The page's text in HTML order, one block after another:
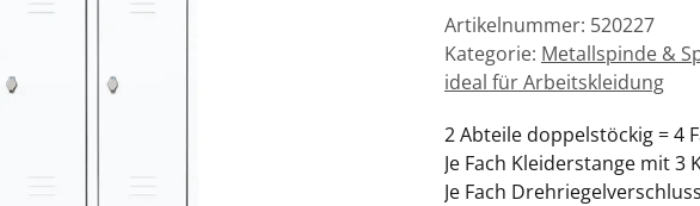
Artikelnummer: 520227
Kategorie: Metallspinde &
ideal für Arbeitskleidung
2 Abteile doppelstöckig = 4
Je Fach Kleiderstange mit 3
Je Fach